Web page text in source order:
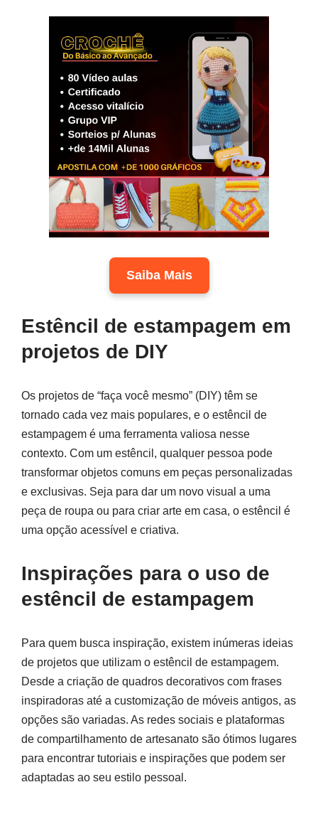
Saiba Mais
Estêncil de estampagem em
projetos de DIY
Os projetos de “faça você mesmo” (DIY) têm se
tornado cada vez mais populares, e o estêncil de
estampagem é uma ferramenta valiosa nesse
contexto. Com um estêncil, qualquer pessoa pode
transformar objetos comuns em peças personalizadas
e exclusivas. Seja para dar um novo visual a uma
peça de roupa ou para criar arte em casa, o estêncil é
uma opção acessível e criativa.
Inspirações para o uso de
estêncil de estampagem
Para quem busca inspiração, existem inúmeras ideias
de projetos que utilizam o estêncil de estampagem.
Desde a criação de quadros decorativos com frases
inspiradoras até a customização de móveis antigos, as
opções são variadas. As redes sociais e plataformas
de compartilhamento de artesanato são ótimos lugares
para encontrar tutoriais e inspirações que podem ser
adaptadas ao seu estilo pessoal.